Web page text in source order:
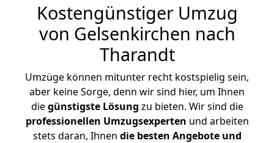
Kostengünstiger Umzug
von Gelsenkirchen nach
Tharandt
Umzüge können mitunter recht kostspielig sein,
aber keine Sorge, denn wir sind hier, um Ihnen
diegünstigste Lösung zu bieten. Wir sind die
professionellen Umzugsexperten und arbeiten
stets daran, Ihnen die besten Angebote und